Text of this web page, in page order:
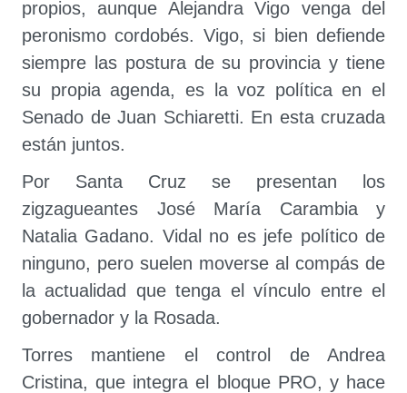
propios, aunque Alejandra Vigo venga del
peronismo cordobés. Vigo, si bien defiende
siempre las postura de su provincia y tiene
su propia agenda, es la voz política en el
Senado de Juan Schiaretti. En esta cruzada
están juntos.
Por Santa Cruz se presentan los
zigzagueantes José María Carambia y
Natalia Gadano. Vidal no es jefe político de
ninguno, pero suelen moverse al compás de
la actualidad que tenga el vínculo entre el
gobernador y la Rosada.
Torres mantiene el control de Andrea
Cristina, que integra el bloque PRO, y hace